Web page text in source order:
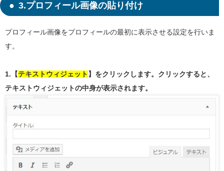
3.プロフィール画像の貼り付け
プロフィール画像をプロフィールの最初に表示させる設定を行いま
す。
1.【 テキストウィジェット 】をクリックします。クリックすると、
テキストウィジェットの中身が表示されます。